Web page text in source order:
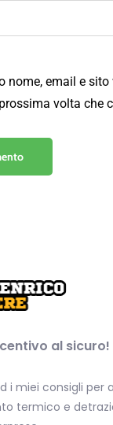
nome, email e sito
volta che
al sicuro!
i miei consigli per
termico e